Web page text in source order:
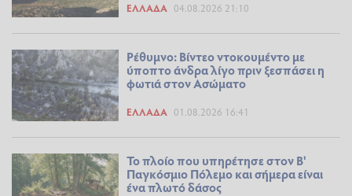
ΕΛΛΆΔΑ 04.08.2026 21:10
Ρέθυμνο: Βίντεο ντοκουμέντο με
ύποπτο άνδρα λίγο πριν ξεσπάσει η
φωτιά στον Ασώματο
ΕΛΛΆΔΑ 01.08.2026 16:41
Το πλοίο που υπηρέτησε στον Β'
Παγκόσμιο Πόλεμο και σήμερα είναι
ένα πλωτό δάσος